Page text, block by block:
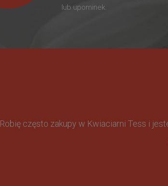
lub upominek.
Robię często zakupy w Kwiaciarni Tess i